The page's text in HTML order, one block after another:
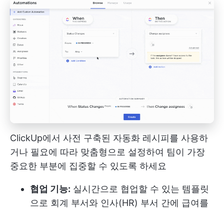
ClickUp에서 사전 구축된 자동화 레시피를 사용하
거나 필요에 따라 맞춤형으로 설정하여 팀이 가장
중요한 부분에 집중할 수 있도록 하세요
협업 기능: 실시간으로 협업할 수 있는 템플릿
으로 회계 부서와 인사(HR) 부서 간에 급여를